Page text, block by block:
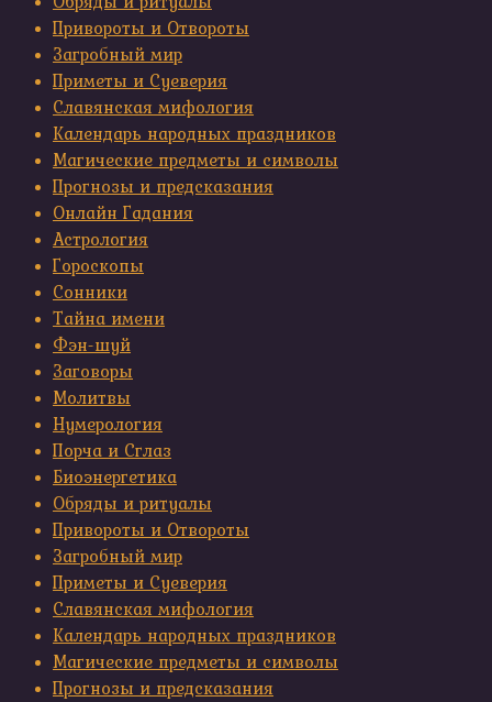
Привороты и Отвороты
Загробный мир
Приметы и Суеверия
Славянская мифология
Календарь народных праздников
Магические предметы и символы
Прогнозы и предсказания
Онлайн Гадания
Астрология
Гороскопы
Сонники
Тайна имени
Фэн-шуй
Заговоры
Молитвы
Нумерология
Порча и Сглаз
Биоэнергетика
Обряды и ритуалы
Привороты и Отвороты
Загробный мир
Приметы и Суеверия
Славянская мифология
Календарь народных праздников
Магические предметы и символы
Прогнозы и предсказания